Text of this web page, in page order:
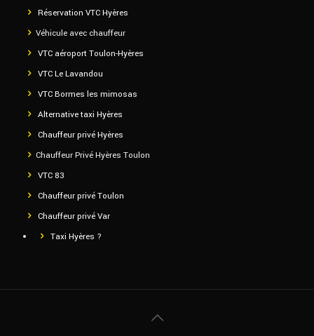
Réservation VTC Hyères
Véhicule avec chauffeur
VTC aéroport Toulon-Hyères
VTC Le Lavandou
VTC Bormes les mimosas
Alternative taxi Hyères
Chauffeur privé Hyères
Chauffeur Privé Hyères Toulon
VTC 83
Chauffeur privé Toulon
Chauffeur privé Var
Taxi Hyères ?